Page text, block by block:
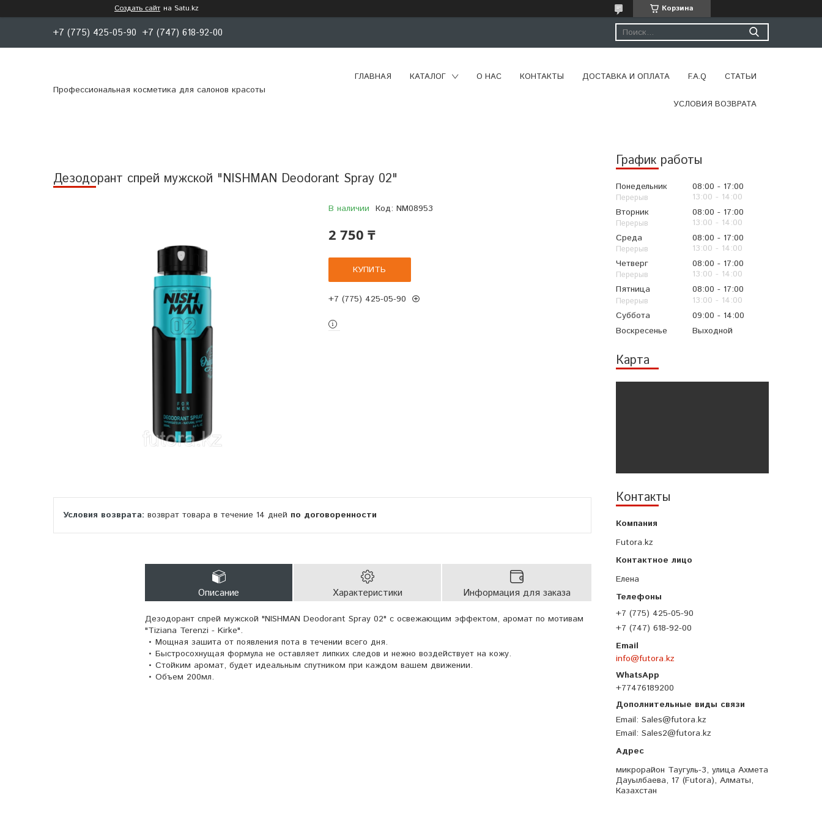
Создать сайт на Satu.kz Корзина
+7 (775) 425-05-90 +7 (747) 618-92-00
Профессиональная косметика для салонов красоты
ГЛАВНАЯ КАТАЛОГ О НАС КОНТАКТЫ ДОСТАВКА И ОПЛАТА F.A.Q СТАТЬИ
УСЛОВИЯ ВОЗВРАТА
График работы
Понедельник 08:00
17:00
13:00
14:00
Вторник
08:00
17:00
13:00
14:00
Среда
08:00
17:00
13:00
14:00
Четверг
08:00
17:00
13:00
14:00
Пятница
08:00
17:00
13:00
14:00
Суббота
09:00
14:00
Воскресенье
Выходной
Карта
Контакты
Futora.kz
Елена
+7 (775) 425-05-90
+7 (747) 618-92-00
info@futora.kz
+77476189200
Email Sales@futora.kz
Email Sales2@futora.kz
микрорайон Таугуль-3, улица Ахмета
Дауылбаева, 17 (Futora), Алматы,
Казахстан
Дезодорант спрей мужской "NISHMAN Deodorant Spray 02"
В наличии Код: NM08953
2 750 ₸
КУПИТЬ
+7 (775) 425-05-90
возврат товара в течение 14 дней по договоренности
Описание Характеристики Информация для заказа
Дезодорант спрей мужской "NISHMAN Deodorant Spray 02" с освежающим эффектом, аромат по мотивам
"Tiziana Terenzi - Kirke".
• Мощная зашита от появления пота в течении всего дня.
• Быстросохнущая формула не оставляет липких следов и нежно воздействует на кожу.
• Стойким аромат, будет идеальным спутником при каждом вашем движении.
• Объем 200мл.